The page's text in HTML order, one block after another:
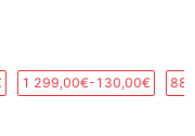
1 299,00€-130,00€